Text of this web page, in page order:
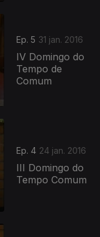
Ep. 5 31 jan. 2016
IV Domingo do
Tempo de
Comum
Ep. 4 24 jan. 2016
III Domingo do
Tempo Comum